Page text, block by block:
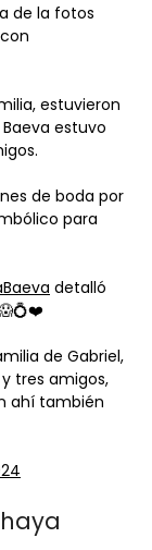
de la fotos
estuvieron
estuvo
de boda por
para
detalló
de Gabriel,
tres amigos,
ahí también